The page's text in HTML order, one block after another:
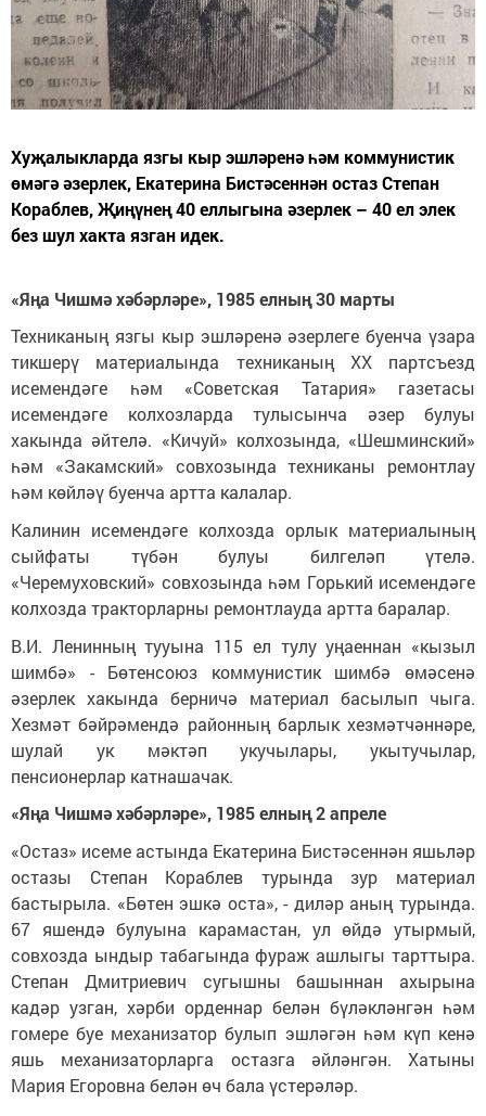
Хуҗалыкларда язгы кыр эшләренә һәм коммунистик
өмәгә әзерлек, Екатерина Бистәсеннән остаз Степан
Кораблев, Җиңүнең 40 еллыгына әзерлек – 40 ел элек
без шул хакта язган идек.
«Яңа Чишмә хәбәрләре», 1985 елның 30 марты
Техниканың язгы кыр эшләренә әзерлеге буенча үзара
тикшерү материалында техниканың ХХ партсъезд
исемендәге һәм «Советская Татария» газетасы
исемендәге колхозларда тулысынча әзер булуы
хакында әйтелә. «Кичуй» колхозында, «Шешминский»
һәм «Закамский» совхозында техниканы ремонтлау
һәм көйләү буенча артта калалар.
Калинин исемендәге колхозда орлык материалының
сыйфаты түбән булуы билгеләп үтелә.
«Черемуховский» совхозында һәм Горький исемендәге
колхозда тракторларны ремонтлауда артта баралар.
В.И. Ленинның тууына 115 ел тулу уңаеннан «кызыл
шимбә» - Бөтенсоюз коммунистик шимбә өмәсенә
әзерлек хакында берничә материал басылып чыга.
Хезмәт бәйрәмендә районның барлык хезмәтчәннәре,
шулай ук мәктәп укучылары, укытучылар,
пенсионерлар катнашачак.
«Яңа Чишмә хәбәрләре», 1985 елның 2 апреле
«Остаз» исеме астында Екатерина Бистәсеннән яшьләр
остазы Степан Кораблев турында зур материал
бастырыла. «Бөтен эшкә оста», - диләр аның турында.
67 яшендә булуына карамастан, ул өйдә утырмый,
совхозда ындыр табагында фураж ашлыгы тарттыра.
Степан Дмитриевич сугышны башыннан ахырына
кадәр узган, хәрби орденнар белән бүләкләнгән һәм
гомере буе механизатор булып эшләгән һәм күп кенә
яшь механизаторларга остазга әйләнгән. Хатыны
Мария Егоровна белән өч бала үстерәләр.